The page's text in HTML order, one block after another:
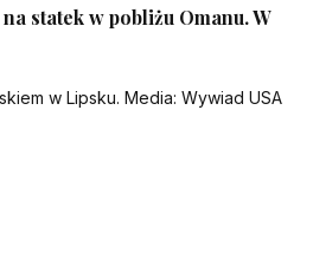
statek w pobliżu Omanu. W